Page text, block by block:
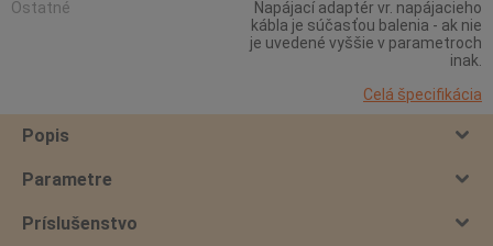
Ostatné
Napájací adaptér vr. napájacieho
kábla je súčasťou balenia - ak nie
je uvedené vyššie v parametroch
inak.
Celá špecifikácia
Popis
Parametre
Príslušenstvo